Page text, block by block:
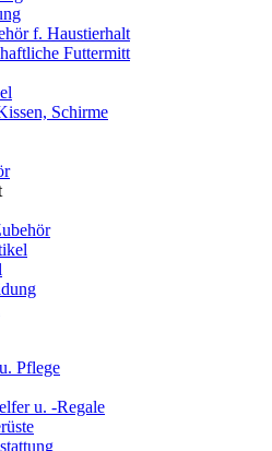
f. Haustierhalt
Futtermitt
Schirme
Pflege
u. -Regale